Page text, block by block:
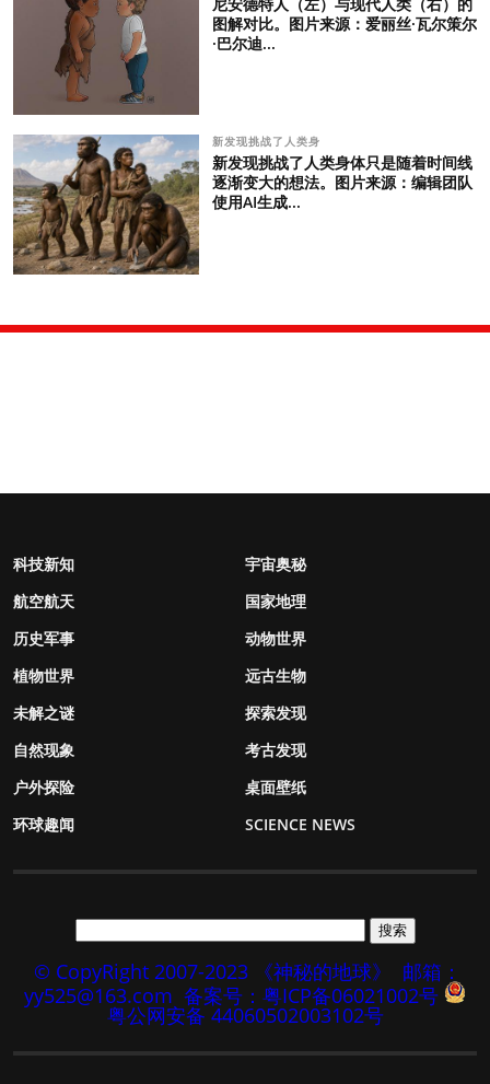
图解对比。图片来源：爱丽丝·瓦尔策尔
·巴尔迪...
新发现挑战了人类身
新发现挑战了人类身体只是随着时间线
逐渐变大的想法。图片来源：编辑团队
使用AI生成...
科技新知
宇宙奥秘
航空航天
国家地理
历史军事
动物世界
植物世界
远古生物
未解之谜
探索发现
自然现象
考古发现
户外探险
桌面壁纸
环球趣闻
SCIENCE NEWS
© CopyRight 2007-2023 《神秘的地球》
邮箱：
yy525@163.com 备案号：粤ICP备06021002号
粤公网安备 44060502003102号